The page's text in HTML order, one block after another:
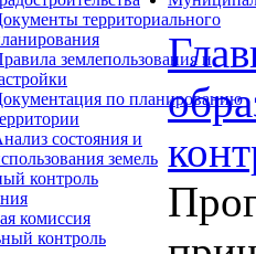
территориального
землепользования и
по планированию
состояния и
земель
контроль
комиссия
контроль